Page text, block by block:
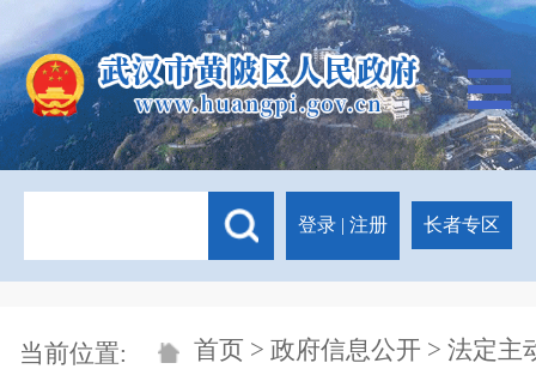
登录 | 注册 长者专区
当前位置: 首页 > 政府信息公开 > 法定主